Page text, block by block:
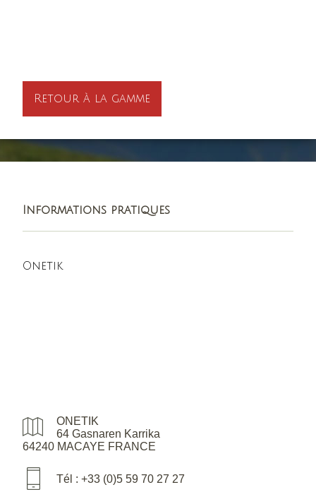
Retour à la gamme
Informations pratiques
Onetik
ONETIK
64 Gasnaren Karrika
64240 MACAYE FRANCE
Tél : +33 (0)5 59 70 27 27